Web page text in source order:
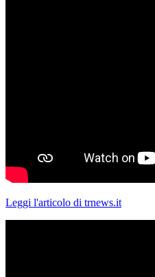
Leggi l'articolo di trnews.it